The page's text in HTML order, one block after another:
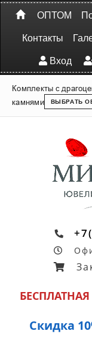
ОПТОМ
Контакты
Вход
Комплекты с
камнями
ВЫБРАТЬ
Скидка